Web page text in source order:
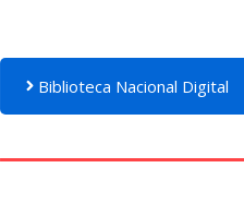
Biblioteca Nacional Digital